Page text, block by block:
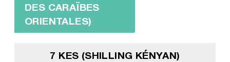
DES CARAÏBES
ORIENTALES)
7 KES (SHILLING KÉNYAN)